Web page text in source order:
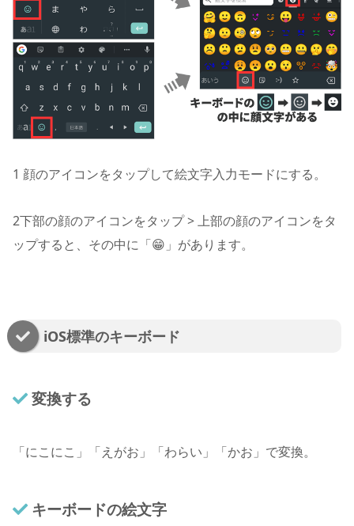
1 顔のアイコンをタップして絵文字入力モードにする。
2下部の顔のアイコンをタップ > 上部の顔のアイコンをタ
ップすると、その中に「😁」があります。
iOS標準のキーボード
変換する
「にこにこ」「えがお」「わらい」「かお」で変換。
キーボードの絵文字